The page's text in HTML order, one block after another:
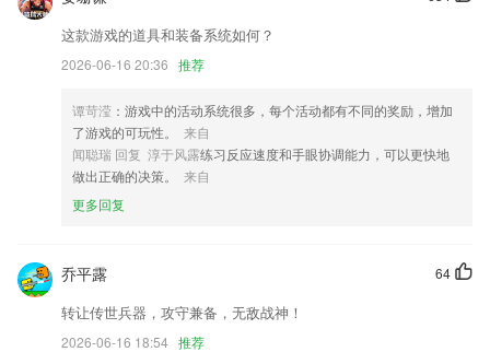
对出入库单选择商品页面的布局重新调整
全新起名模式，让每个宝宝都有好名字
加入客服功能;
联系我们
以上就是亚虎pt的介绍，如果您喜欢这款软件，您可以到应用商店进行打
分评论，说出您的使用经历，以帮助我们更好的对产品进行优化修改。
这款游戏的道具和装备系统如何？
2026-06-16 20:36 推荐
谭苛滢 ：游戏中的活动系统很多，每个活动都有不同的奖励，增加
了游戏的可玩性。
来自
闻聪瑞 回复 淳于风露练习反应速度和手眼协调能力，可以更快地
做出正确的决策。
来自
更多回复
64
乔平露
转让传世兵器，攻守兼备，无敌战神！
2026-06-16 18:54 推荐